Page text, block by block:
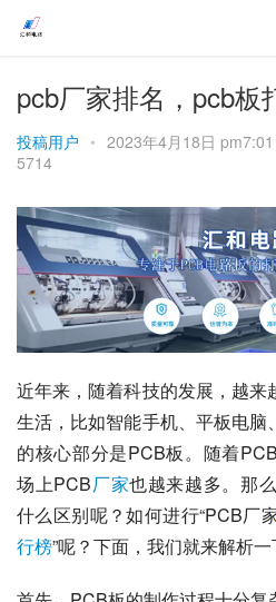
pcb厂家排名，pcb板
投稿用户 • 2023年4月18日 pm7:01
5714
近年来，随着科技的发展，越来
生活，比如智能手机、平板电脑
的核心部分是PCB板。随着
场上PCB厂家也越来越多。那
什么区别呢？如何进行“PCB厂
行榜”呢？下面，我们就来解析一